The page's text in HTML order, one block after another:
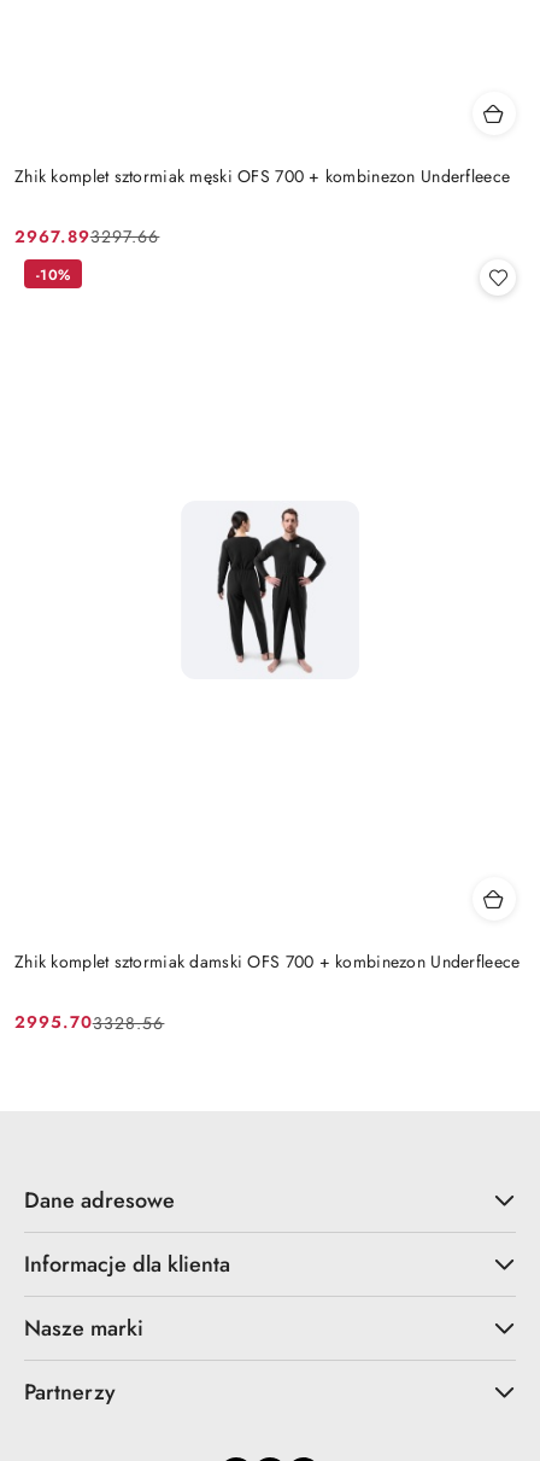
Zhik komplet sztormiak męski OFS 700 + kombinezon Underfleece
Cena
promocyjna:
2967.89
Cena
przed
3297.66
Zhik komplet sztormiak damski OFS 700 + kombinezon Underfleece
Cena
2995.70
Cena
3328.56
-10%
Dane adresowe
Informacje dla klienta
Nasze marki
Partnerzy